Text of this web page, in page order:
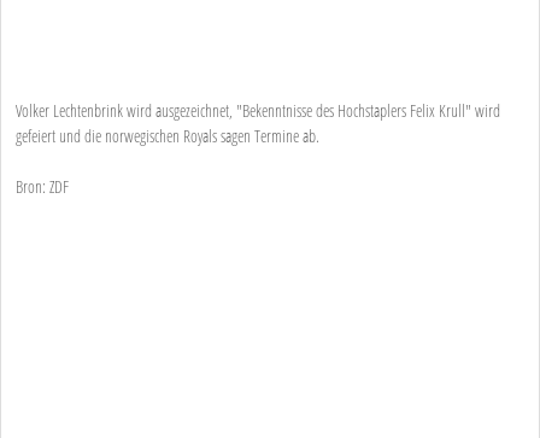
Volker Lechtenbrink wird ausgezeichnet, "Bekenntnisse des Hochstaplers Felix Krull" wird
gefeiert und die norwegischen Royals sagen Termine ab.
Bron: ZDF